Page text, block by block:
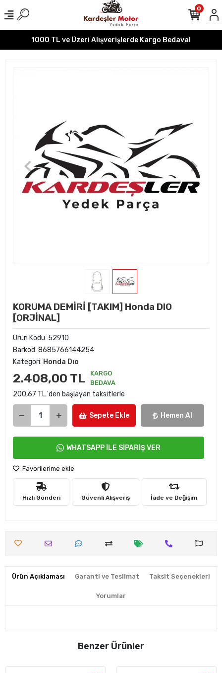
1000 TL ve Üzeri Alışverişlerde Kargo Bedava!
0
KORUMA DEMİRİ [TAKIM] Honda DIO
[ORJİNAL]
Ürün Kodu: 52910
Barkod: 8685766144254
Kategori: Honda Dıo
2.408,00 TL
KARGO
BEDAVA
200,67 TL 'den başlayan taksitlerle
Sepete Ekle Hemen Al
WHATSAPP İLE SİPARİŞ VER
Favorilerime ekle
Hızlı Gönderi Güvenli Alışveriş İade ve Değişim
Ürün Açıklaması Garanti ve Teslimat Taksit Seçenekleri
Yorumlar
Benzer Ürünler